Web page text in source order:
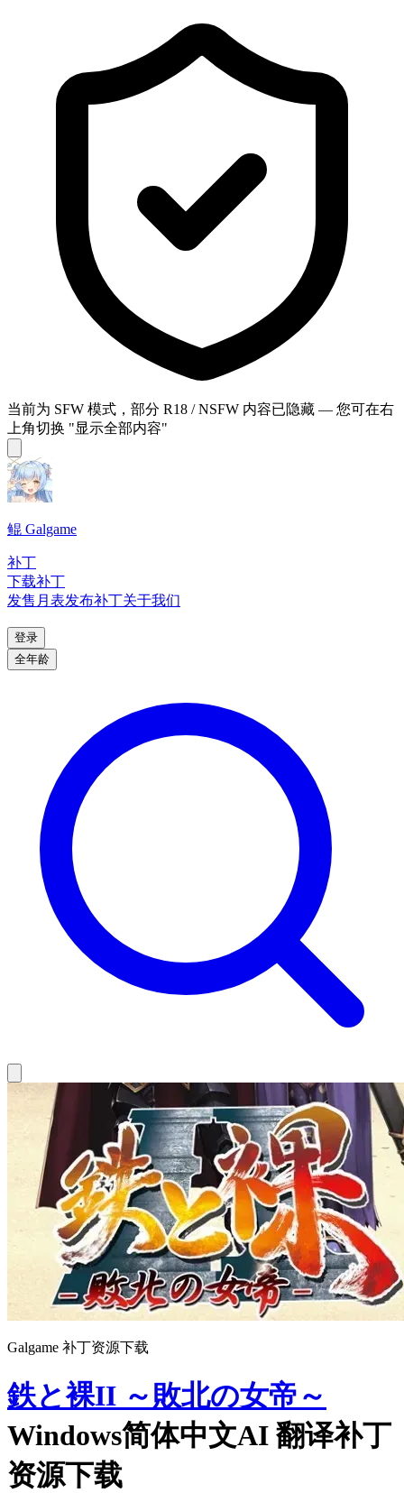
当前为 SFW 模式，部分 R18 / NSFW 内容已隐藏 — 您可在右
上角切换 "显示全部内容"
鲲 Galgame
补丁
下载补丁
发售月表发布补丁关于我们
登录
全年龄
Galgame 补丁资源下载
鉄と裸II ～敗北の女帝～
Windows简体中文AI 翻译补丁
资源下载